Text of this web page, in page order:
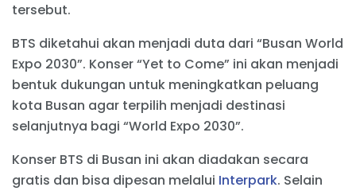
tersebut.
BTS diketahui akan menjadi duta dari “Busan World
Expo 2030”. Konser “Yet to Come” ini akan menjadi
bentuk dukungan untuk meningkatkan peluang
kota Busan agar terpilih menjadi destinasi
selanjutnya bagi “World Expo 2030”.
Konser BTS di Busan ini akan diadakan secara
gratis dan bisa dipesan melalui Interpark. Selain